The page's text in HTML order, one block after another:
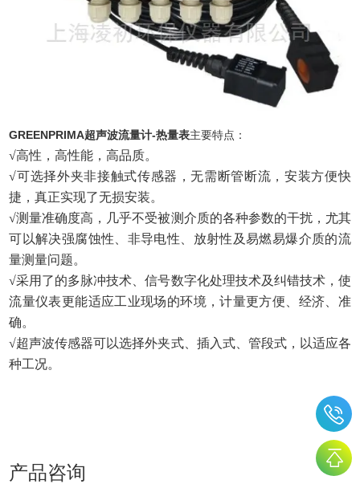
GREENPRIMA超声波流量计-热量表主要特点：
√高性，高性能，高品质。
√可选择外夹非接触式传感器，无需断管断流，安装方便快
捷，真正实现了无损安装。
√测量准确度高，几乎不受被测介质的各种参数的干扰，尤其
可以解决强腐蚀性、非导电性、放射性及易燃易爆介质的流
量测量问题。
√采用了的多脉冲技术、信号数字化处理技术及纠错技术，使
流量仪表更能适应工业现场的环境，计量更方便、经济、准
确。
√超声波传感器可以选择外夹式、插入式、管段式，以适应各
种工况。
产品咨询